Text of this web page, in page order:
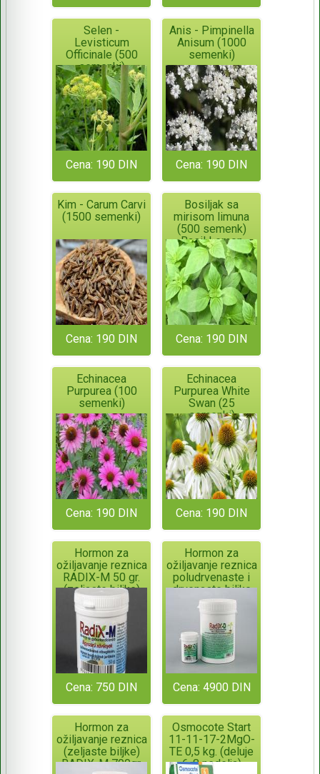
Selen -
Levisticum
Officinale (500
semenki)
Cena: 190 DIN
Anis - Pimpinella
Anisum (1000
semenki)
Cena: 190 DIN
Kim - Carum Carvi
(1500 semenki)
Cena: 190 DIN
Bosiljak sa
mirisom limuna
(500 semenk)
Basil Lemon
Cena: 190 DIN
Echinacea
Purpurea (100
semenki)
Cena: 190 DIN
Echinacea
Purpurea White
Swan (25
semenki)
Cena: 190 DIN
Hormon za
ožiljavanje reznica
RADIX-M 50 gr.
(zeljaste biljke)
ORIGINALNO
PAKOVANJE!
Cena: 750 DIN
Hormon za
ožiljavanje reznica
poludrvenaste i
drvenaste biljke
RADIX-D 700gr.
ORIGINALNO
PAKOVANJE!
Cena: 4900 DIN
Hormon za
ožiljavanje reznica
(zeljaste biljke)
RADIX-M 700gr.
Osmocote Start
11-11-17-2MgO-
TE 0,5 kg. (deluje
6-8 nedelja)